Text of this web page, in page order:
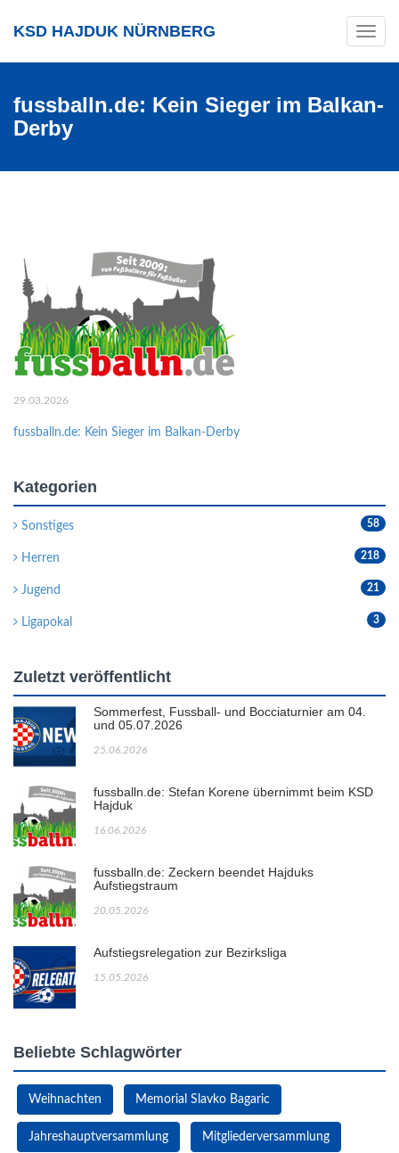
Toggle
KSD HAJDUK NÜRNBERG
fussballn.de: Kein Sieger im Balkan-
Derby
29.03.2026
fussballn.de: Kein Sieger im Balkan-Derby
Kategorien
Sonstiges 58
Herren 218
Jugend 21
Ligapokal 3
Zuletzt veröffentlicht
Sommerfest, Fussball- und Bocciaturnier am 04.
und 05.07.2026
25.06.2026
fussballn.de: Stefan Korene übernimmt beim KSD
Hajduk
16.06.2026
fussballn.de: Zeckern beendet Hajduks
Aufstiegstraum
20.05.2026
Aufstiegsrelegation zur Bezirksliga
15.05.2026
Beliebte Schlagwörter
Weihnachten Memorial Slavko Bagaric
Jahreshauptversammlung Mitgliederversammlung